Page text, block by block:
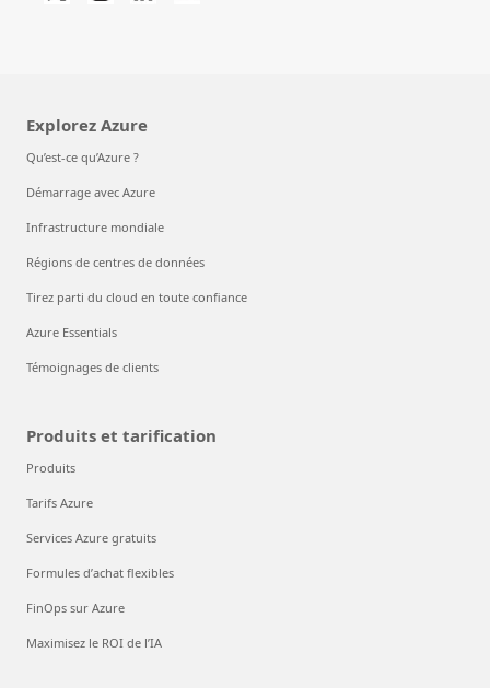
Explorez Azure
Qu’est-ce qu’Azure ?
Démarrage avec Azure
Infrastructure mondiale
Régions de centres de données
Tirez parti du cloud en toute confiance
Azure Essentials
Témoignages de clients
Produits et tarification
Produits
Tarifs Azure
Services Azure gratuits
Formules d’achat flexibles
FinOps sur Azure
Maximisez le ROI de l’IA